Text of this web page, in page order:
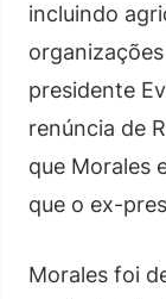
incluindo
presidente
renúncia de
que Morales
que o ex-
Morales foi